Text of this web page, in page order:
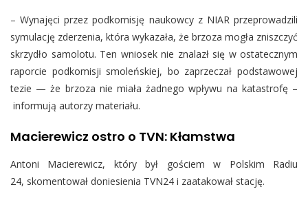
– Wynajęci przez podkomisję naukowcy z NIAR przeprowadzili
symulację zderzenia, która wykazała, że brzoza mogła zniszczyć
skrzydło samolotu. Ten wniosek nie znalazł się w ostatecznym
raporcie podkomisji smoleńskiej, bo zaprzeczał podstawowej
tezie — że brzoza nie miała żadnego wpływu na katastrofę –
informują autorzy materiału.
Macierewicz ostro o TVN: Kłamstwa
Antoni Macierewicz, który był gościem w Polskim Radiu
24, skomentował doniesienia TVN24 i zaatakował stację.